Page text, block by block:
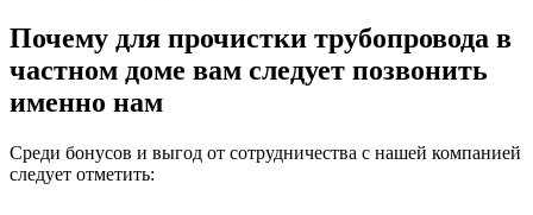
Почему для прочистки трубопровода в
частном доме вам следует позвонить
именно нам
Среди бонусов и выгод от сотрудничества с нашей компанией
следует отметить: